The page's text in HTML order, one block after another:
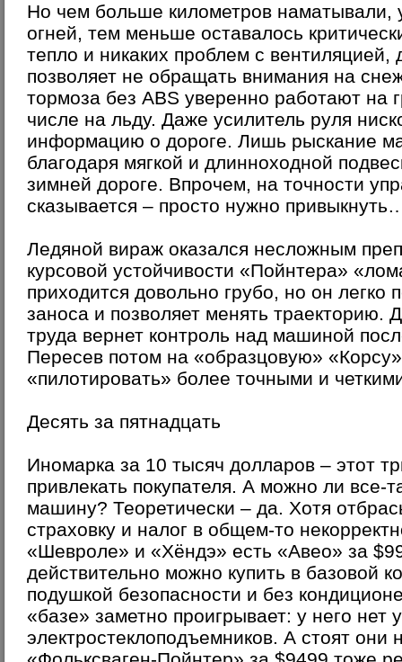
Но чем больше километров наматывали,
огней, тем меньше оставалось
тепло и никаких проблем с вентиляцией,
позволяет не обращать внимания на
тормоза без ABS уверенно работают на
числе на льду. Даже усилитель руля
информацию о дороге. Лишь рыскание
благодаря мягкой и длинноходной
зимней дороге. Впрочем, на точности
сказывается – просто нужно
Ледяной вираж оказался несложным
курсовой устойчивости «Пойнтера»
приходится довольно грубо, но он легко
заноса и позволяет менять траекторию.
труда вернет контроль над машиной
Пересев потом на «образцовую»
«пилотировать» более точными и
Десять за пятнадцать
Иномарка за 10 тысяч долларов – этот
привлекать покупателя. А можно ли все-
машину? Теоретически – да. Хотя
страховку и налог в общем-то
«Шевроле» и «Хёндэ» есть «Авео» за
действительно можно купить в базовой
подушкой безопасности и без
«базе» заметно проигрывает: у него нет
электростеклоподъемников. А стоят они